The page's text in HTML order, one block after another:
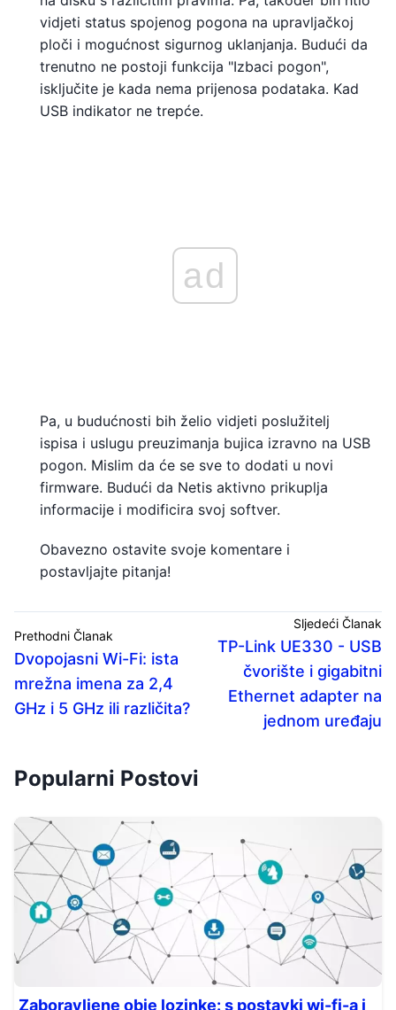
vidjeti status spojenog pogona na upravljačkoj
ploči i mogućnost sigurnog uklanjanja. Budući da
trenutno ne postoji funkcija "Izbaci pogon",
isključite je kada nema prijenosa podataka. Kad
USB indikator ne trepće.
ad
Pa, u budućnosti bih želio vidjeti poslužitelj
ispisa i uslugu preuzimanja bujica izravno na USB
pogon. Mislim da će se sve to dodati u novi
firmware. Budući da Netis aktivno prikuplja
informacije i modificira svoj softver.
Obavezno ostavite svoje komentare i
postavljajte pitanja!
Prethodni Članak
Dvopojasni Wi-Fi: ista
mrežna imena za 2,4
GHz i 5 GHz ili različita?
Sljedeći Članak
TP-Link UE330 - USB
čvorište i gigabitni
Ethernet adapter na
jednom uređaju
Popularni Postovi
Zaboravljene obje lozinke: s postavki wi-fi-a i